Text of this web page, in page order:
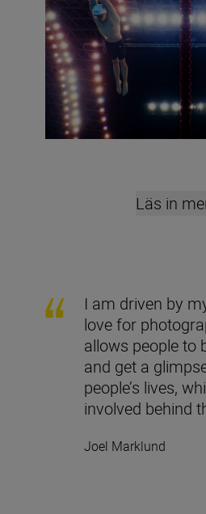
Läs in
I am driven by
love for
allows people to
and get a
people’s lives,
involved behind
Joel Marklund